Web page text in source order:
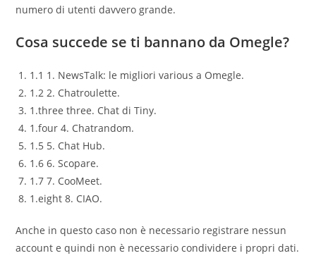
numero di utenti davvero grande.
Cosa succede se ti bannano da Omegle?
1.1 1. NewsTalk: le migliori various a Omegle.
1.2 2. Chatroulette.
1.three three. Chat di Tiny.
1.four 4. Chatrandom.
1.5 5. Chat Hub.
1.6 6. Scopare.
1.7 7. CooMeet.
1.eight 8. CIAO.
Anche in questo caso non è necessario registrare nessun
account e quindi non è necessario condividere i propri dati.